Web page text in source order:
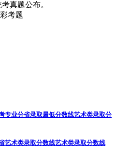
真题公布。
专业分省录取最低分数线艺术类录取分
艺术类录取分数线艺术类录取分数线